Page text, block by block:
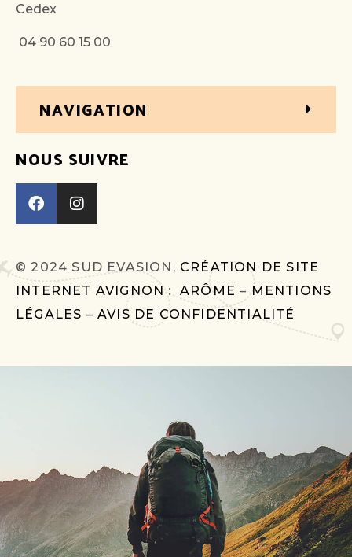
Cedex
04 90 60 15 00
NAVIGATION
NOUS SUIVRE
© 2024 SUD EVASION, CRÉATION DE SITE
INTERNET AVIGNON:ARÔME –MENTIONS
LÉGALES –AVIS DE CONFIDENTIALITÉ